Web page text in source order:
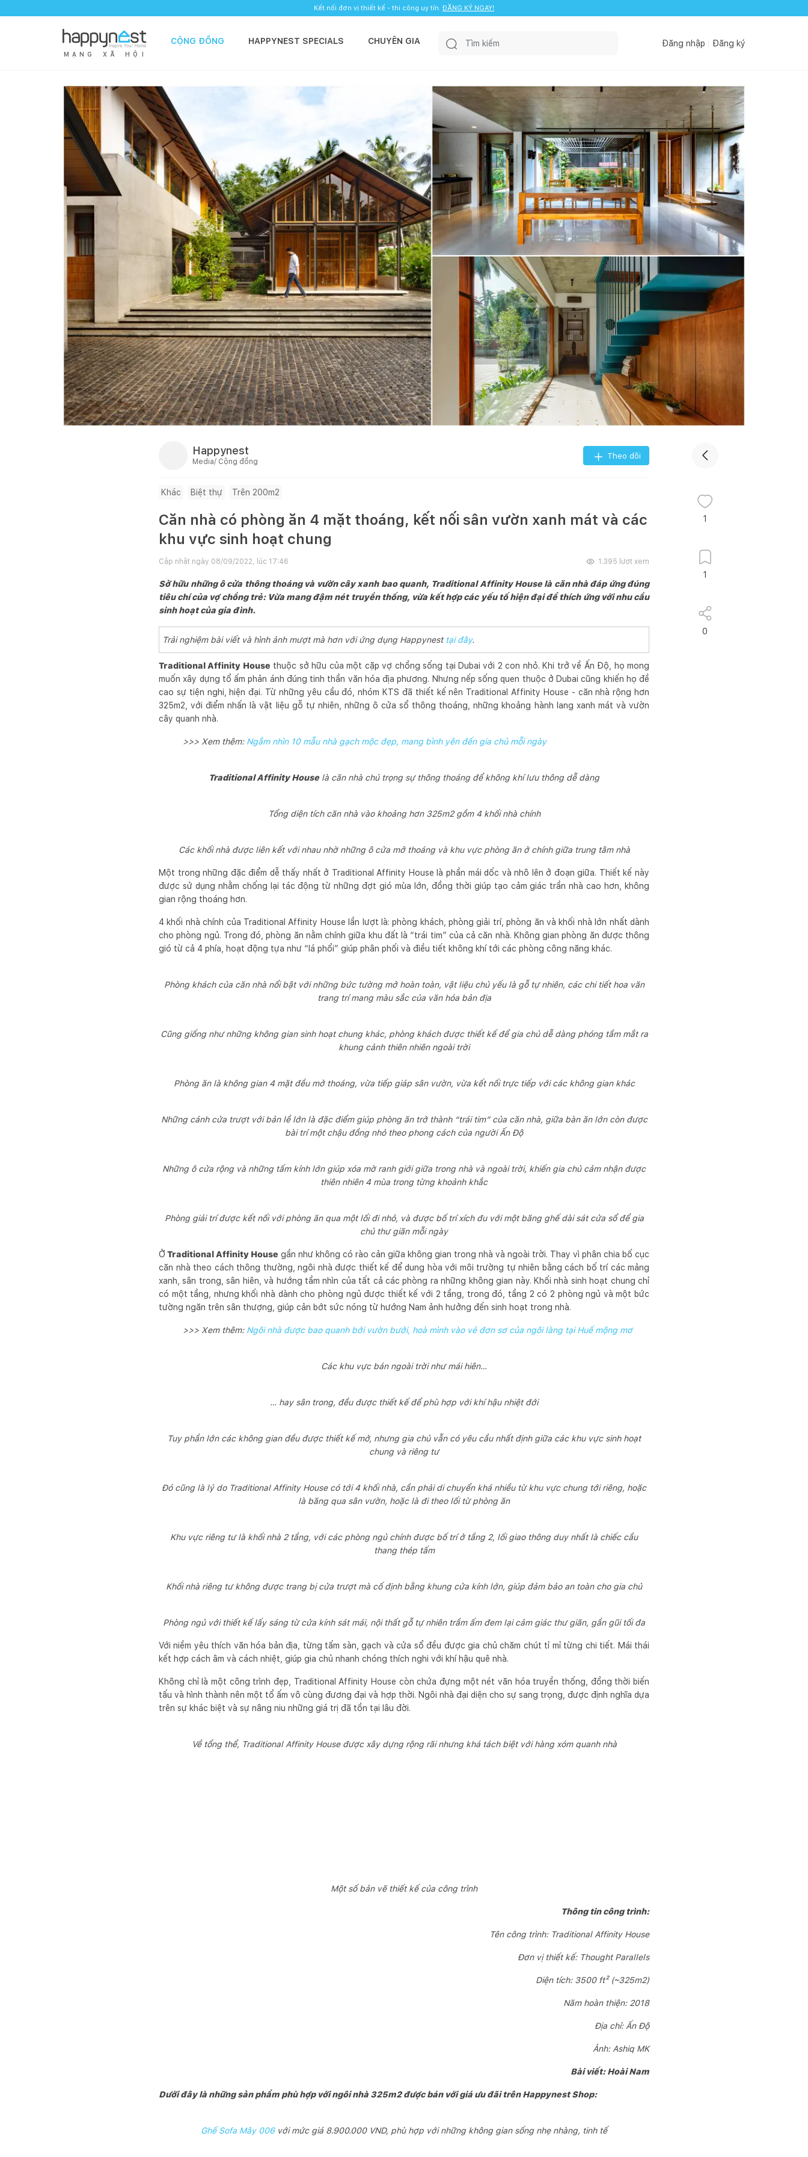
Kết nối đơn vị thiết kế - thi công uy tín. ĐĂNG KÝ NGAY!
M Ạ N G X Ã H Ộ I
CỘNG ĐỒNG HAPPYNEST SPECIALS CHUYÊN GIA Đăng nhập Đăng ký
Happynest
Media/ Cộng đồng
Theo dõi
Khác Biệt thự Trên 200m2
Căn nhà có phòng ăn 4 mặt thoáng, kết nối sân vườn xanh mát và các
khu vực sinh hoạt chung
Cập nhật ngày 08/09/2022, lúc 17:46 1.395 lượt xem
Sở hữu những ô cửa thông thoáng và vườn cây xanh bao quanh, Traditional Affinity House là căn nhà đáp ứng đúng
tiêu chí của vợ chồng trẻ: Vừa mang đậm nét truyền thống, vừa kết hợp các yếu tố hiện đại để thích ứng với nhu cầu
sinh hoạt của gia đình.
Trải nghiệm bài viết và hình ảnh mượt mà hơn với ứng dụng Happynest tại đây.
Traditional Affinity House thuộc sở hữu của một cặp vợ chồng sống tại Dubai với 2 con nhỏ. Khi trở về Ấn Độ, họ mong
muốn xây dựng tổ ấm phản ánh đúng tinh thần văn hóa địa phương. Nhưng nếp sống quen thuộc ở Dubai cũng khiến họ đề
cao sự tiện nghi, hiện đại. Từ những yêu cầu đó, nhóm KTS đã thiết kế nên Traditional Affinity House - căn nhà rộng hơn
325m2, với điểm nhấn là vật liệu gỗ tự nhiên, những ô cửa sổ thông thoáng, những khoảng hành lang xanh mát và vườn
cây quanh nhà.
>>> Xem thêm: Ngắm nhìn 10 mẫu nhà gạch mộc đẹp, mang bình yên đến gia chủ mỗi ngày
Traditional Affinity Houselà căn nhà chú trọng sự thông thoáng để không khí lưu thông dễ dàng
Tổng diện tích căn nhà vào khoảng hơn 325m2 gồm 4 khối nhà chính
Các khối nhà được liên kết với nhau nhờ những ô cửa mở thoáng và khu vực phòng ăn ở chính giữa trung tâm nhà
Một trong những đặc điểm dễ thấy nhất ở Traditional Affinity House là phần mái dốc và nhô lên ở đoạn giữa. Thiết kế này
được sử dụng nhằm chống lại tác động từ những đợt gió mùa lớn, đồng thời giúp tạo cảm giác trần nhà cao hơn, không
gian rộng thoáng hơn.
4 khối nhà chính của Traditional Affinity House lần lượt là: phòng khách, phòng giải trí, phòng ăn và khối nhà lớn nhất dành
cho phòng ngủ. Trong đó, phòng ăn nằm chính giữa khu đất là “trái tim” của cả căn nhà. Không gian phòng ăn được thông
gió từ cả 4 phía, hoạt động tựa như “lá phổi” giúp phân phối và điều tiết không khí tới các phòng công năng khác.
Phòng khách của căn nhà nổi bật với những bức tường mở hoàn toàn, vật liệu chủ yếu là gỗ tự nhiên, các chi tiết hoa văn
trang trí mang màu sắc của văn hóa bản địa
Cũng giống như những không gian sinh hoạt chung khác, phòng khách được thiết kế để gia chủ dễ dàng phóng tầm mắt ra
khung cảnh thiên nhiên ngoài trời
Phòng ăn là không gian 4 mặt đều mở thoáng, vừa tiếp giáp sân vườn, vừa kết nối trực tiếp với các không gian khác
Những cánh cửa trượt với bản lề lớn là đặc điểm giúp phòng ăn trở thành “trái tim” của căn nhà, giữa bàn ăn lớn còn được
bài trí một chậu đồng nhỏ theo phong cách của người Ấn Độ
Những ô cửa rộng và những tấm kính lớn giúp xóa mờ ranh giới giữa trong nhà và ngoài trời, khiến gia chủ cảm nhận được
thiên nhiên 4 mùa trong từng khoảnh khắc
Phòng giải trí được kết nối với phòng ăn qua một lối đi nhỏ, và được bố trí xích đu với một băng ghế dài sát cửa sổ để gia
chủ thư giãn mỗi ngày
Ở Traditional Affinity House gần như không có rào cản giữa không gian trong nhà và ngoài trời. Thay vì phân chia bố cục
căn nhà theo cách thông thường, ngôi nhà được thiết kế để dung hòa với môi trường tự nhiên bằng cách bố trí các mảng
xanh, sân trong, sân hiên, và hướng tầm nhìn của tất cả các phòng ra những không gian này. Khối nhà sinh hoạt chung chỉ
có một tầng, nhưng khối nhà dành cho phòng ngủ được thiết kế với 2 tầng, trong đó, tầng 2 có 2 phòng ngủ và một bức
tường ngăn trên sân thượng, giúp cản bớt sức nóng từ hướng Nam ảnh hưởng đến sinh hoạt trong nhà.
>>> Xem thêm: Ngôi nhà được bao quanh bởi vườn bưởi, hoà mình vào vẻ đơn sơ của ngôi làng tại Huế mộng mơ
Các khu vực bán ngoài trời như mái hiên…
… hay sân trong, đều được thiết kế để phù hợp với khí hậu nhiệt đới
Tuy phần lớn các không gian đều được thiết kế mở, nhưng gia chủ vẫn có yêu cầu nhất định giữa các khu vực sinh hoạt
chung và riêng tư
Đó cũng là lý do Traditional Affinity House có tới 4 khối nhà, cần phải di chuyển khá nhiều từ khu vực chung tới riêng, hoặc
là băng qua sân vườn, hoặc là đi theo lối từ phòng ăn
Khu vực riêng tư là khối nhà 2 tầng, với các phòng ngủ chính được bố trí ở tầng 2, lối giao thông duy nhất là chiếc cầu
thang thép tấm
Khối nhà riêng tư không được trang bị cửa trượt mà cố định bằng khung cửa kính lớn, giúp đảm bảo an toàn cho gia chủ
Phòng ngủ với thiết kế lấy sáng từ cửa kính sát mái, nội thất gỗ tự nhiên trầm ấm đem lại cảm giác thư giãn, gần gũi tối đa
Với niềm yêu thích văn hóa bản địa, từng tấm sàn, gạch và cửa sổ đều được gia chủ chăm chút tỉ mỉ từng chi tiết. Mái thái
kết hợp cách âm và cách nhiệt, giúp gia chủ nhanh chóng thích nghi với khí hậu quê nhà.
Không chỉ là một công trình đẹp, Traditional Affinity House còn chứa đựng một nét văn hóa truyền thống, đồng thời biến
tấu và hình thành nên một tổ ấm vô cùng đương đại và hợp thời. Ngôi nhà đại diện cho sự sang trọng, được định nghĩa dựa
trên sự khác biệt và sự nâng niu những giá trị đã tồn tại lâu đời.
Về tổng thể, Traditional Affinity House được xây dựng rộng rãi nhưng khá tách biệt với hàng xóm quanh nhà
Một số bản vẽ thiết kế của công trình
Thông tin công trình:
Tên công trình: Traditional Affinity House
Đơn vị thiết kế: Thought Parallels
Diện tích: 3500 ft² (~325m2)
Năm hoàn thiện: 2018
Địa chỉ: Ấn Độ
Ảnh: Ashiq MK
Bài viết: Hoài Nam
Dưới đây là những sản phẩm phù hợp với ngôi nhà 325m2 được bán với giá ưu đãi trên Happynest Shop:
Ghế Sofa Mây 006với mức giá 8.900.000 VND, phù hợp với những không gian sống nhẹ nhàng, tinh tế
1
1
0